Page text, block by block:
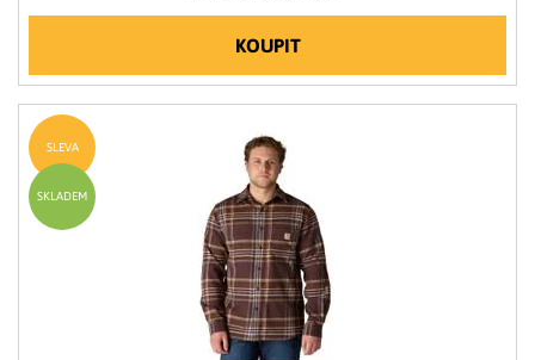
KOUPIT
SLEVA
SKLADEM